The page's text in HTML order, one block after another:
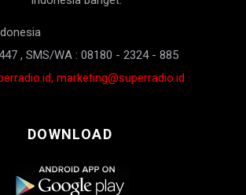
, SMS/WA : 08180 - 2324 - 885
marketing@superradio.id
DOWNLOAD